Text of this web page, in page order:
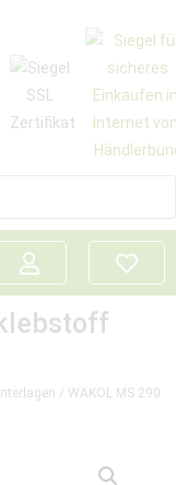
/ WAKOL MS 290